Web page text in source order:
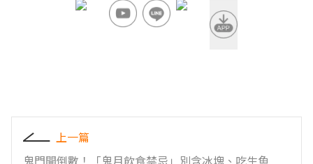
上一篇
鬼門開倒數！「鬼月飲食禁忌」別含冰塊、吃生魚